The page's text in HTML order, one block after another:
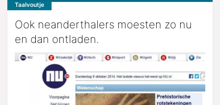
Taalvoutje
Ook neanderthalers moesten zo nu
en dan ontladen.